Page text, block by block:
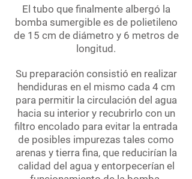
El tubo que finalmente albergó la
bomba sumergible es de polietileno
de 15 cm de diámetro y 6 metros de
longitud.
Su preparación consistió en realizar
hendiduras en el mismo cada 4 cm
para permitir la circulación del agua
hacia su interior y recubrirlo con un
filtro encolado para evitar la entrada
de posibles impurezas tales como
arenas y tierra fina, que reducirían la
calidad del agua y entorpecerían el